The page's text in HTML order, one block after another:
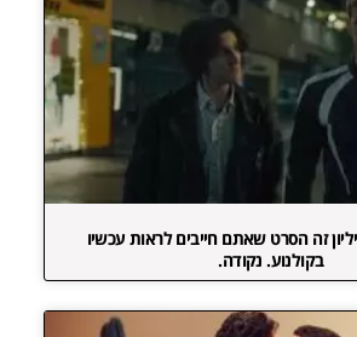
זה הסרט שאתם חייבים לראות עכשיו
בקולנוע. נקודה.